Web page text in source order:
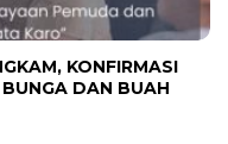
KONFIRMASI
DAN BUAH